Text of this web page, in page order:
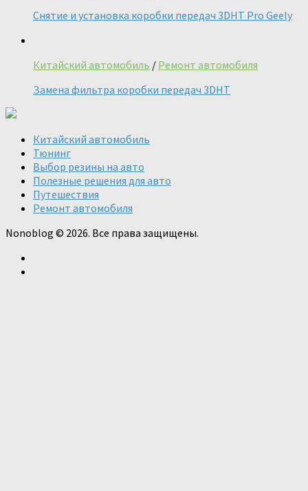
Снятие и установка коробки передач 3DHT Pro Geely
Китайский автомобиль / Ремонт автомобиля
Замена фильтра коробки передач 3DHT
Китайский автомобиль
Тюнинг
Выбор резины на авто
Полезные решения для авто
Путешествия
Ремонт автомобиля
Nonoblog © 2026. Все права защищены.